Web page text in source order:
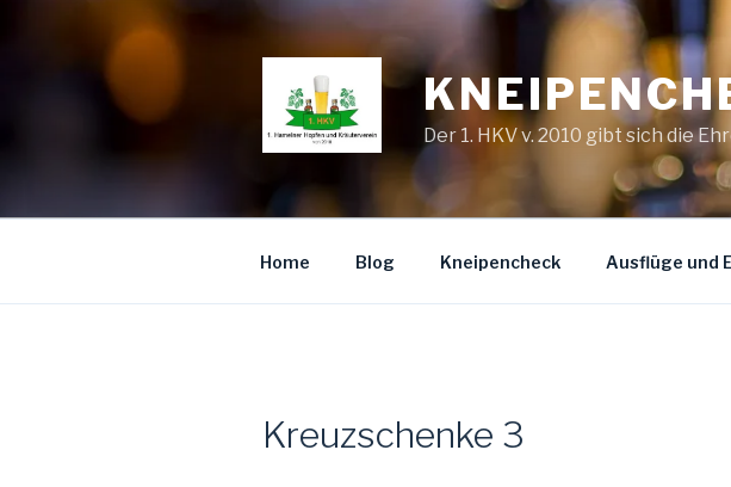
Der 1. HKV v. 2010 gibt sich die
Home Blog Kneipencheck Ausflüge und
Kreuzschenke 3